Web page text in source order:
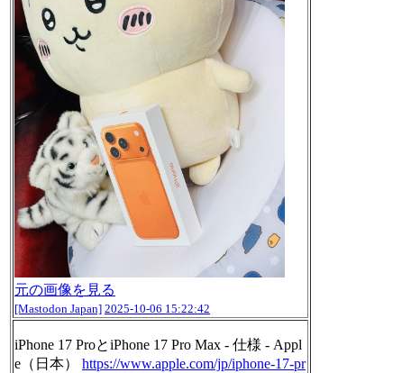
元の画像を見る
[Mastodon Japan] 2025-10-06 15:22:42
iPhone 17 ProとiPhone 17 Pro Max - 仕様 - Appl
e（日本） https://www.apple.com/jp/iphone-17-pr